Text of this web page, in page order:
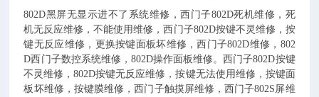
802D黑屏无显示进不了系统维修，西门子802D死机维修，死
机无反应维修，不能使用维修，西门子802D按键不灵维修，按
键无反应维修，更换按键面板坏维修，西门子802D维修，802
D西门子数控系统维修，802D操作面板维修。西门子802D按键
不灵维修，802D按键无反应维修，按键无法使用维修，按键面
板坏维修，按键膜维修，西门子触摸屏维修，西门子802S屏维